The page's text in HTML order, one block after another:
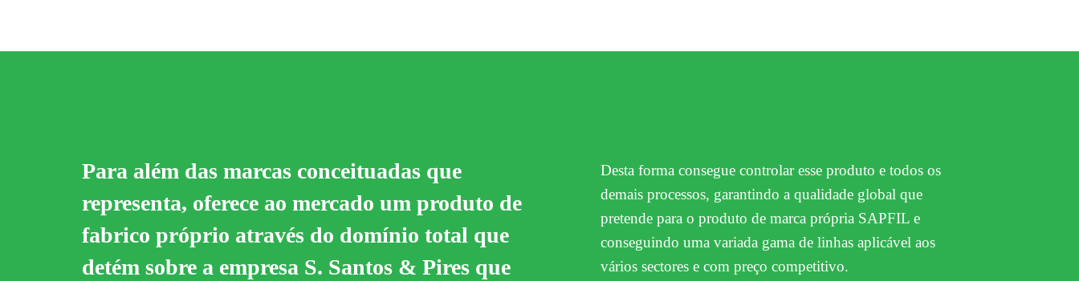
Para além das marcas conceituadas que
representa, oferece ao mercado um produto de
fabrico próprio através do domínio total que
detém sobre a empresa S. Santos & Pires que
Desta forma consegue controlar esse produto e todos os
demais processos, garantindo a qualidade global que
pretende para o produto de marca própria SAPFIL e
conseguindo uma variada gama de linhas aplicável aos
vários sectores e com preço competitivo.